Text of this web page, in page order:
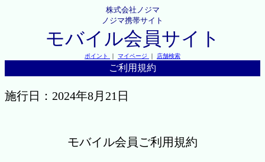
株式会社ノジマ
ノジマ携帯サイト
モバイル会員サイト
ポイント ｜ マイページ ｜ 店舗検索
ご利用規約
施行日：2024年8月21日
モバイル会員ご利用規約